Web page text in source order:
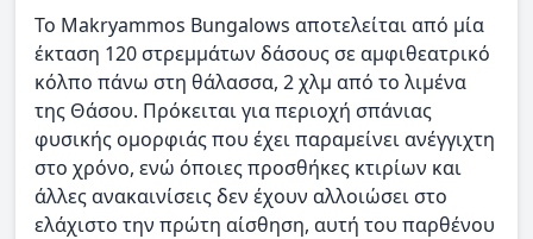
To Makryammos Bungalows αποτελείται από μία
έκταση 120 στρεμμάτων δάσους σε αμφιθεατρικό
κόλπο πάνω στη θάλασσα, 2 χλμ από το λιμένα
της Θάσου. Πρόκειται για περιοχή σπάνιας
φυσικής ομορφιάς που έχει παραμείνει ανέγγιχτη
στο χρόνο, ενώ όποιες προσθήκες κτιρίων και
άλλες ανακαινίσεις δεν έχουν αλλοιώσει στο
ελάχιστο την πρώτη αίσθηση, αυτή του παρθένου